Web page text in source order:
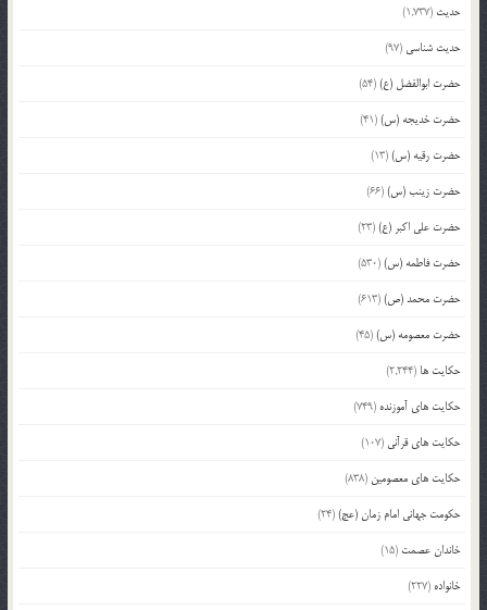
حدیث (1,737)
حدیث شناسی (97)
حضرت ابوالفضل (ع)(54)
حضرت خدیجه (س)(41)
حضرت رقیه (س)(13)
حضرت زینب (س)(66)
حضرت علی اکبر (ع)(23)
حضرت فاطمه (س)(530)
حضرت محمد (ص)(613)
حضرت معصومه (س)(45)
حکایت ها (2,244)
حکایت های آموزنده (749)
حکایت های قرآنی (107)
حکایت های معصومین (838)
حکومت جهانی امام زمان (عج)(24)
خاندان عصمت (15)
خانواده (227)